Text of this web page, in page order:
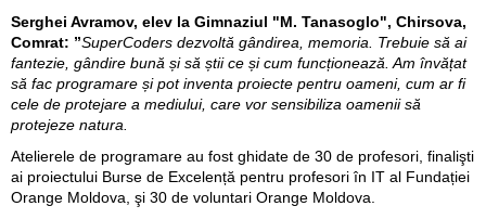
Serghei Avramov, elev la Gimnaziul "M. Tanasoglo", Chirsova,
Comrat: ”SuperCoders dezvoltă gândirea, memoria. Trebuie să ai
fantezie, gândire bună și să știi ce și cum funcționează. Am învățat
să fac programare și pot inventa proiecte pentru oameni, cum ar fi
cele de protejare a mediului, care vor sensibiliza oamenii să
protejeze natura.
Atelierele de programare au fost ghidate de 30 de profesori, finalişti
ai proiectului Burse de Excelență pentru profesori în IT al Fundației
Orange Moldova, şi 30 de voluntari Orange Moldova.